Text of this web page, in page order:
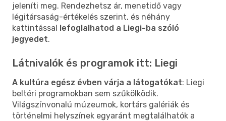
jeleníti meg. Rendezhetsz ár, menetidő vagy
légitársaság-értékelés szerint, és néhány
kattintással lefoglalhatod a Liegi-ba szóló
jegyedet.
Látnivalók és programok itt: Liegi
A kultúra egész évben várja a látogatókat: Liegi
beltéri programokban sem szűkölködik.
Világszínvonalú múzeumok, kortárs galériák és
történelmi helyszínek egyaránt megtalálhatók a